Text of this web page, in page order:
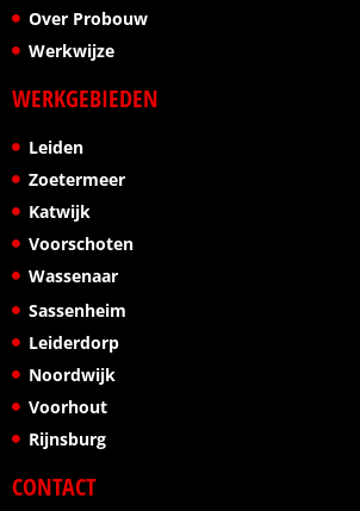
Over Probouw
Werkwijze
WERKGEBIEDEN
Leiden
Zoetermeer
Katwijk
Voorschoten
Wassenaar
Sassenheim
Leiderdorp
Noordwijk
Voorhout
Rijnsburg
CONTACT